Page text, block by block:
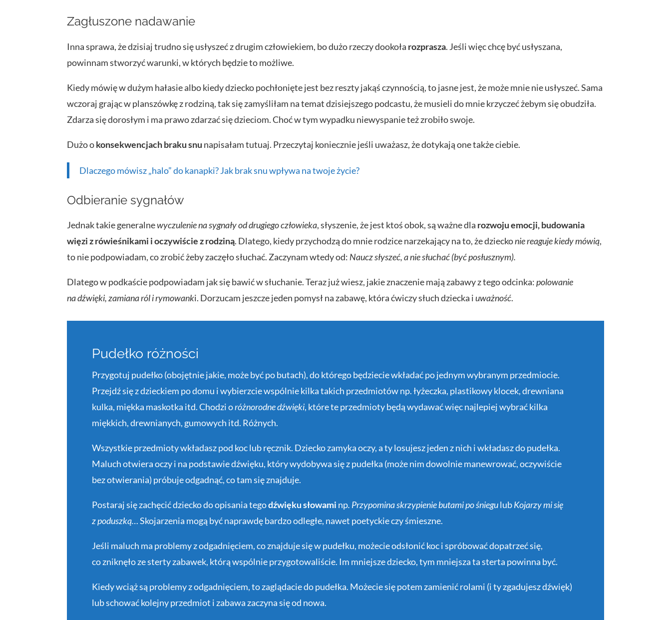
Zagłuszone nadawanie
Inna sprawa, że dzisiaj trudno się usłyszeć z drugim człowiekiem, bo dużo rzeczy dookoła rozprasza. Jeśli więc chcę być usłyszana,
powinnam stworzyć warunki, w których będzie to możliwe.
Kiedy mówię w dużym hałasie albo kiedy dziecko pochłonięte jest bez reszty jakąś czynnością, to jasne jest, że może mnie nie usłyszeć. Sama
wczoraj grając w planszówkę z rodziną, tak się zamyśliłam na temat dzisiejszego podcastu, że musieli do mnie krzyczeć żebym się obudziła.
Zdarza się dorosłym i ma prawo zdarzać się dzieciom. Choć w tym wypadku niewyspanie też zrobiło swoje.
Dużo okonsekwencjach braku snu napisałam tutuaj. Przeczytaj koniecznie jeśli uważasz, że dotykają one także ciebie.
Dlaczego mówisz „halo” do kanapki? Jak brak snu wpływa na twoje życie?
Odbieranie sygnałów
Jednak takie generalnewyczulenie na sygnały od drugiego człowieka, słyszenie, że jest ktoś obok, są ważne dla rozwoju emocji, budowania
więzi z rówieśnikami i oczywiście z rodziną. Dlatego, kiedy przychodzą do mnie rodzice narzekający na to, że dzieckonie reaguje kiedy mówią,
to nie podpowiadam, co zrobić żeby zaczęło słuchać. Zaczynam wtedy od: Naucz słyszeć, a nie słuchać (być posłusznym).
Dlatego w podkaście podpowiadam jak się bawić w słuchanie. Teraz już wiesz, jakie znaczenie mają zabawy z tego odcinka:polowanie
na dźwięki, zamiana ról i rymowanki. Dorzucam jeszcze jeden pomysł na zabawę, która ćwiczy słuch dziecka iuważność.
Pudełko różności
Przygotuj pudełko (obojętnie jakie, może być po butach), do którego będziecie wkładać po jednym wybranym przedmiocie.
Przejdź się z dzieckiem po domu i wybierzcie wspólnie kilka takich przedmiotów np. łyżeczka, plastikowy klocek, drewniana
kulka, miękka maskotka itd. Chodzi oróżnorodne dźwięki, które te przedmioty będą wydawać więc najlepiej wybrać kilka
miękkich, drewnianych, gumowych itd. Różnych.
Wszystkie przedmioty wkładasz pod koc lub ręcznik. Dziecko zamyka oczy, a ty losujesz jeden z nich i wkładasz do pudełka.
Maluch otwiera oczy i na podstawie dźwięku, który wydobywa się z pudełka (może nim dowolnie manewrować, oczywiście
bez otwierania) próbuje odgadnąć, co tam się znajduje.
Postaraj się zachęcić dziecko do opisania tegodźwięku słowami np. Przypomina skrzypienie butami po śniegulubKojarzy mi się
z poduszką…Skojarzenia mogą być naprawdę bardzo odległe, nawet poetyckie czy śmieszne.
Jeśli maluch ma problemy z odgadnięciem, co znajduje się w pudełku, możecie odsłonić koc i spróbować dopatrzeć się,
co zniknęło ze sterty zabawek, którą wspólnie przygotowaliście. Im mniejsze dziecko, tym mniejsza ta sterta powinna być.
Kiedy wciąż są problemy z odgadnięciem, to zaglądacie do pudełka. Możecie się potem zamienić rolami (i ty zgadujesz dźwięk)
lub schować kolejny przedmiot i zabawa zaczyna się od nowa.